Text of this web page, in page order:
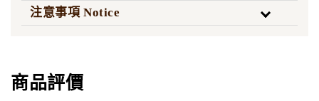
注意事項 Notice
商品評價